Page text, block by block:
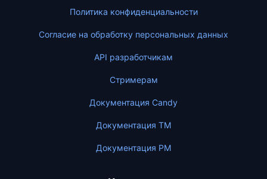
Политика конфиденциальности
Согласие на обработку персональных данных
API разработчикам
Стримерам
Документация Candy
Документация ТМ
Документация PM